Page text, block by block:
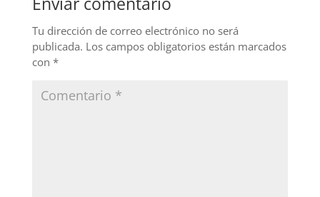
o
o
k
n
Tu dirección de correo electrónico no será
publicada. Los campos obligatorios están marcados
con *